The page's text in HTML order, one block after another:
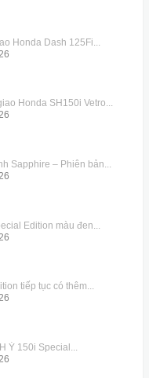
Honda Dash 125Fi...
Honda SH150i Vetro...
Sapphire – Phiên bản...
Edition màu đen...
tiếp tục có thêm...
Ý 150i Special...